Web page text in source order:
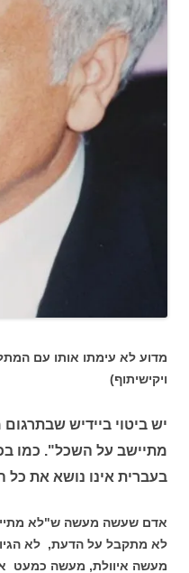
מדוע לא עימתו אותו עם
ויקישיתוף)
יש ביטוי ביידיש
מתיישב על השכל". כמו
בעברית אינו נושא את כל
אדם שעשה מעשה ש"לא
לא מתקבל על הדעת, לא
מעשה איוולת, מעשה כמעט